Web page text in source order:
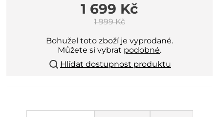
1 699 Kč
1 999 Kč
Bohužel toto zboží je vyprodané.
Můžete si vybrat podobné.
Hlídat dostupnost produktu